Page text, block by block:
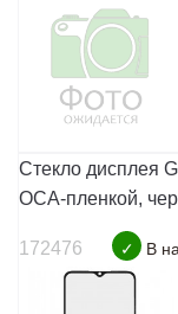
Стекло дисплея
ОСА-пленкой,
172476 ✓ В